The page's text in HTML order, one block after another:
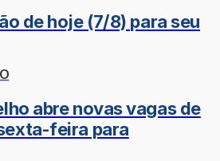
de hoje (7/8) para seu
abre novas vagas de
feira para